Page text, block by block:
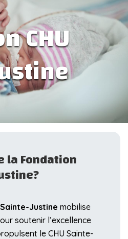
CHU
la Fondation
Justine mobilise
soutenir l’excellence
le CHU Sainte-